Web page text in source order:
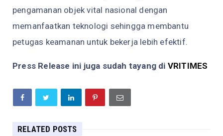
pengamanan objek vital nasional dengan
memanfaatkan teknologi sehingga membantu
petugas keamanan untuk bekerja lebih efektif.
Press Release ini juga sudah tayang di VRITIMES
RELATED POSTS